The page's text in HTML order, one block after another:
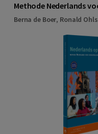
Methode Nederlands
Berna de Boer, Ronald